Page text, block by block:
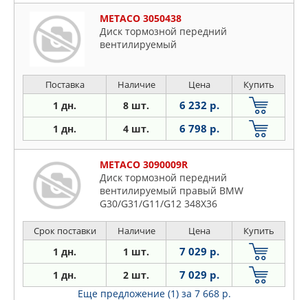
METACO 3050438
Диск тормозной передний
вентилируемый
Поставка Наличие Цена Купить
1 дн. 8 шт. 6 232 р.
1 дн. 4 шт. 6 798 р.
METACO 3090009R
Диск тормозной передний
вентилируемый правый BMW
G30/G31/G11/G12 348X36
Срок поставки Наличие Цена Купить
1 дн. 1 шт. 7 029 р.
1 дн. 2 шт. 7 029 р.
Еще предложение (1) за 7 668 р.